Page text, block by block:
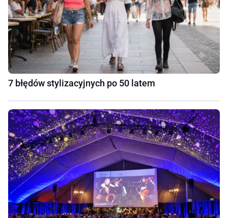
7 błędów stylizacyjnych po 50 latem